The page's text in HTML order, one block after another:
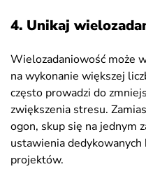
4. Unikaj
Wielozadaniowość może
na wykonanie większej
często prowadzi do
zwiększenia stresu.
ogon, skup się na jednym
ustawienia
projektów.